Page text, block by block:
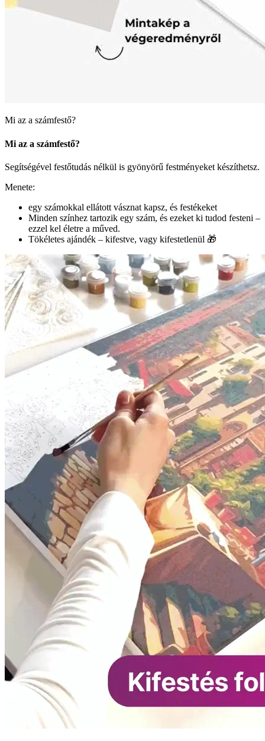
Mi az a számfestő?
Mi az a számfestő?
Segítségével festőtudás nélkül is gyönyörű festményeket készíthetsz.
Menete:
egy számokkal ellátott vásznat kapsz, és festékeket
Minden színhez tartozik egy szám, és ezeket ki tudod festeni –
ezzel kel életre a műved.
Tökéletes ajándék – kifestve, vagy kifestetlenül 🎁